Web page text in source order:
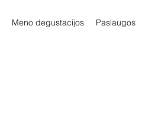
Meno degustacijos Paslaugos